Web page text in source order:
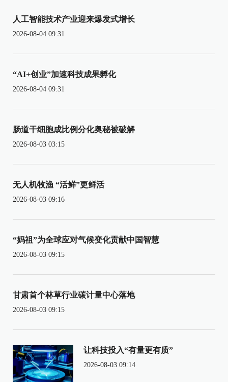
人工智能技术产业迎来爆发式增长
2026-08-04 09:31
“AI+创业”加速科技成果孵化
2026-08-04 09:31
肠道干细胞成比例分化奥秘被破解
2026-08-03 03:15
无人机牧渔 “活鲜”更鲜活
2026-08-03 09:16
“妈祖”为全球应对气候变化贡献中国智慧
2026-08-03 09:15
甘肃首个林草行业碳计量中心落地
2026-08-03 09:15
让科技投入“有量更有质”
2026-08-03 09:14